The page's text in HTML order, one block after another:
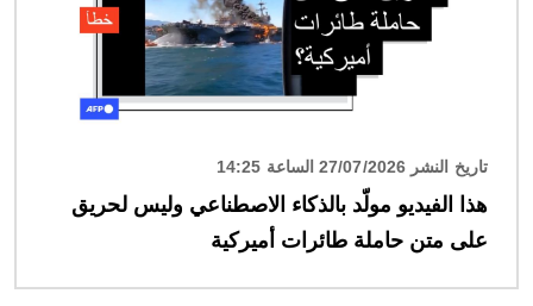
تاريخ النشر 27/07/2026 الساعة 14:25
هذا الفيديو مولّد بالذكاء الاصطناعي وليس لحريق
على متن حاملة طائرات أميركية